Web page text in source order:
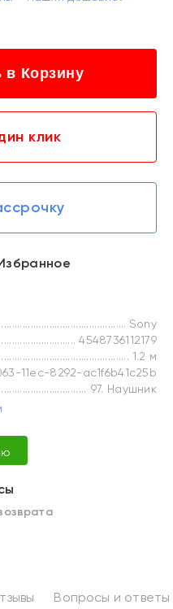
в Корзину
клик
Sony
4548736112179
1.2 м
11ec-8292-ac1f6b41c25b
97. Наушник
Вопросы и ответы